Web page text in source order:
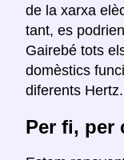
de la xarxa
tant, es
Gairebé tots
domèstics
diferents Hertz.
Per fi, per